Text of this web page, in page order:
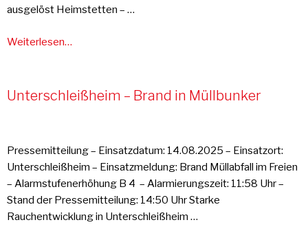
ausgelöst Heimstetten – …
Weiterlesen…
Unterschleißheim – Brand in Müllbunker
Pressemitteilung – Einsatzdatum: 14.08.2025 – Einsatzort:
Unterschleißheim – Einsatzmeldung: Brand Müllabfall im Freien
– Alarmstufenerhöhung B 4 – Alarmierungszeit: 11:58 Uhr –
Stand der Pressemitteilung: 14:50 Uhr Starke
Rauchentwicklung in Unterschleißheim …